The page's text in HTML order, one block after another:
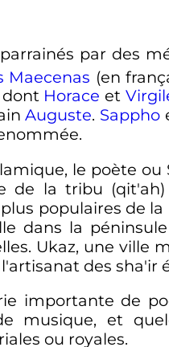
par des
Maecenas (en
dont Horace et
Auguste. Sappho
le poète ou
de la tribu
populaires de la
dans la
Ukaz, une ville
des sha'ir
importante de
musique, et
ou royales.